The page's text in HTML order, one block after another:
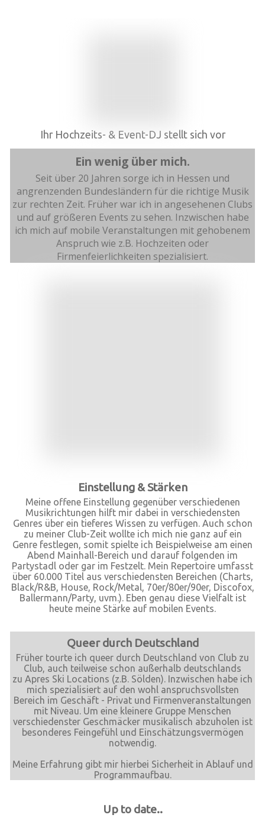
Ihr Hochzeits- & Event-DJ stellt sich vor
Ein wenig über mich.
Seit über 20 Jahren sorge ich in Hessen und
angrenzenden Bundesländern für die richtige Musik
zur rechten Zeit. Früher war ich in angesehenen Clubs
und auf größeren Events zu sehen. Inzwischen habe
ich mich auf mobile Veranstaltungen mit gehobenem
Anspruch wie z.B. Hochzeiten oder
Firmenfeierlichkeiten spezialisiert.
Einstellung & Stärken
Meine offene Einstellung gegenüber verschiedenen
Musikrichtungen hilft mir dabei in verschiedensten
Genres über ein tieferes Wissen zu verfügen. Auch schon
zu meiner Club-Zeit wollte ich mich nie ganz auf ein
Genre festlegen, somit spielte ich Beispielweise am einen
Abend Mainhall-Bereich und darauf folgenden im
Partystadl oder gar im Festzelt. Mein Repertoire umfasst
über 60.000 Titel aus verschiedensten Bereichen (Charts,
Black/R&B, House, Rock/Metal, 70er/80er/90er, Discofox,
Ballermann/Party, uvm.). Eben genau diese Vielfalt ist
heute meine Stärke auf mobilen Events.
Queer durch Deutschland
Früher tourte ich queer durch Deutschland von Club zu
Club, auch teilweise schon außerhalb deutschlands
zu Apres Ski Locations (z.B. Sölden). Inzwischen habe ich
mich spezialisiert auf den wohl anspruchsvollsten
Bereich im Geschäft - Privat und Firmenveranstaltungen
mit Niveau. Um eine kleinere Gruppe Menschen
verschiedenster Geschmäcker musikalisch abzuholen ist
besonderes Feingefühl und Einschätzungsvermögen
notwendig.
Meine Erfahrung gibt mir hierbei Sicherheit in Ablauf und
Programmaufbau.
Up to date..